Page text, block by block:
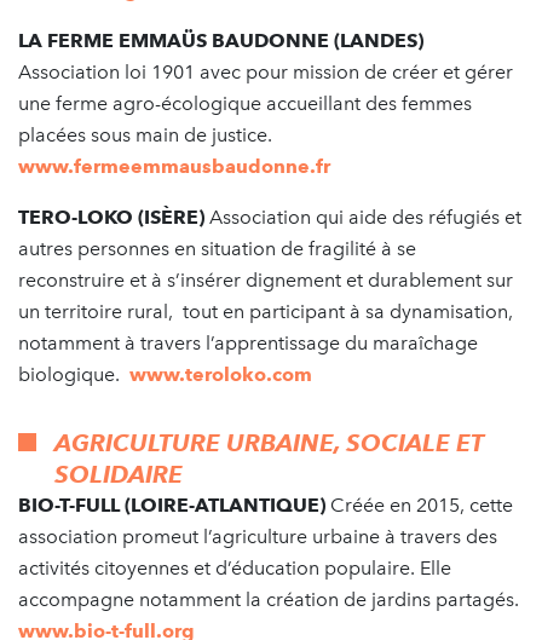
LA FERME EMMAÜS BAUDONNE (LANDES)
Association loi 1901 avec pour mission de créer et gérer
une ferme agro-écologique accueillant des femmes
placées sous main de justice.
www.fermeemmausbaudonne.fr
TERO-LOKO (ISÈRE) Association qui aide des réfugiés et
autres personnes en situation de fragilité à se
reconstruire et à s’insérer dignement et durablement sur
un territoire rural, tout en participant à sa dynamisation,
notamment à travers l’apprentissage du maraîchage
biologique. www.teroloko.com
AGRICULTURE URBAINE, SOCIALE ET
SOLIDAIRE
BIO-T-FULL (LOIRE-ATLANTIQUE) Créée en 2015, cette
association promeut l’agriculture urbaine à travers des
activités citoyennes et d’éducation populaire. Elle
accompagne notamment la création de jardins partagés.
www.bio-t-full.org